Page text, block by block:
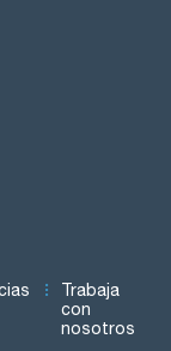
Trabaja
con
nosotros